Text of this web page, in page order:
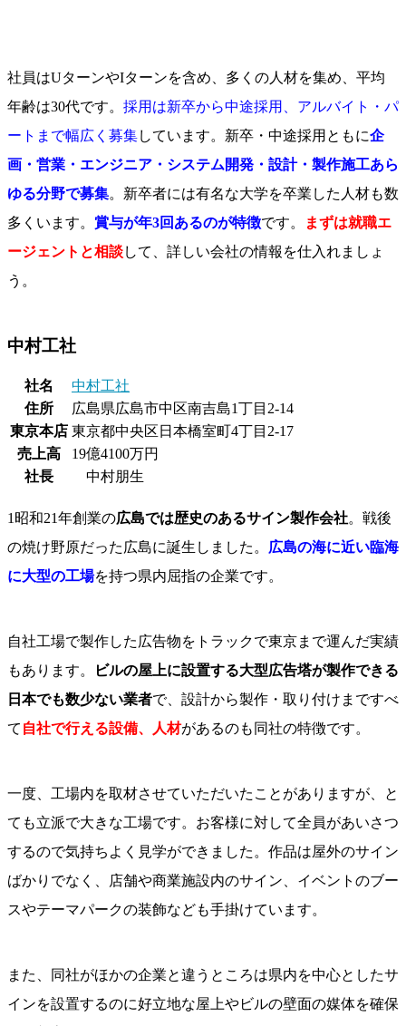
社員はUターンやIターンを含め、多くの人材を集め、平均
年齢は30代です。 採用は新卒から中途採用、アルバイト・パ
ートまで幅広く募集しています。新卒・中途採用ともに企
画・営業・エンジニア・システム開発・設計・製作施工あら
ゆる分野で募集。新卒者には有名な大学を卒業した人材も数
多くいます。 賞与が年3回あるのが特徴です。
まずは就職エ
ージェントと相談して、詳しい会社の情報を仕入れましょ
う。
中村工社
社名
中村工社
住所
広島県広島市中区南吉島1丁目2-14
東京本店 東京都中央区日本橋室町4丁目2-17
売上高
19億4100万円
社長
中村朋生
1昭和21年創業の広島では歴史のあるサイン製作会社。戦後
の焼け野原だった広島に誕生しました。 広島の海に近い臨海
に大型の工場を持つ県内屈指の企業です。
自社工場で製作した広告物をトラックで東京まで運んだ実績
もあります。
ビルの屋上に設置する大型広告塔が製作できる
日本でも数少ない業者で、設計から製作・取り付けまですべ
て 自社で行える設備、人材があるのも同社の特徴です。
一度、工場内を取材させていただいたことがありますが、と
ても立派で大きな工場です。お客様に対して全員があいさつ
するので気持ちよく見学ができました。作品は屋外のサイン
ばかりでなく、店舗や商業施設内のサイン、イベントのブー
スやテーマパークの装飾なども手掛けています。
また、同社がほかの企業と違うところは県内を中心としたサ
インを設置するのに好立地な屋上やビルの壁面の媒体を確保